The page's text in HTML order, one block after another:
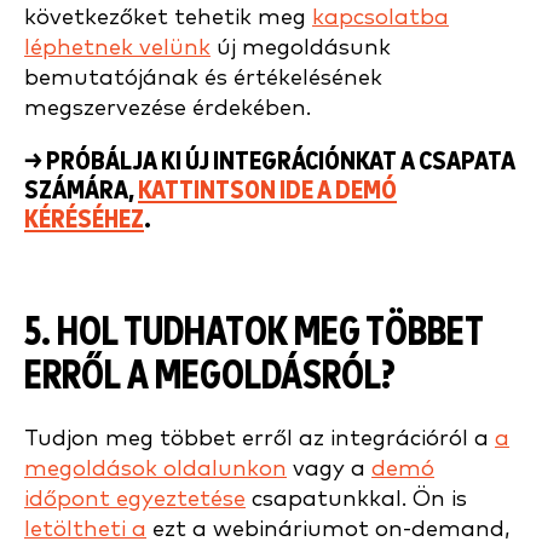
következőket tehetik meg kapcsolatba
léphetnek velünk új megoldásunk
bemutatójának és értékelésének
megszervezése érdekében.
→ PRÓBÁLJA KI ÚJ INTEGRÁCIÓNKAT A CSAPATA
SZÁMÁRA, KATTINTSON IDE A DEMÓ
KÉRÉSÉHEZ.
5. HOL TUDHATOK MEG TÖBBET
ERRŐL A MEGOLDÁSRÓL?
Tudjon meg többet erről az integrációról a a
megoldások oldalunkon vagy a demó
időpont egyeztetése csapatunkkal. Ön is
letöltheti a ezt a webináriumot on-demand,